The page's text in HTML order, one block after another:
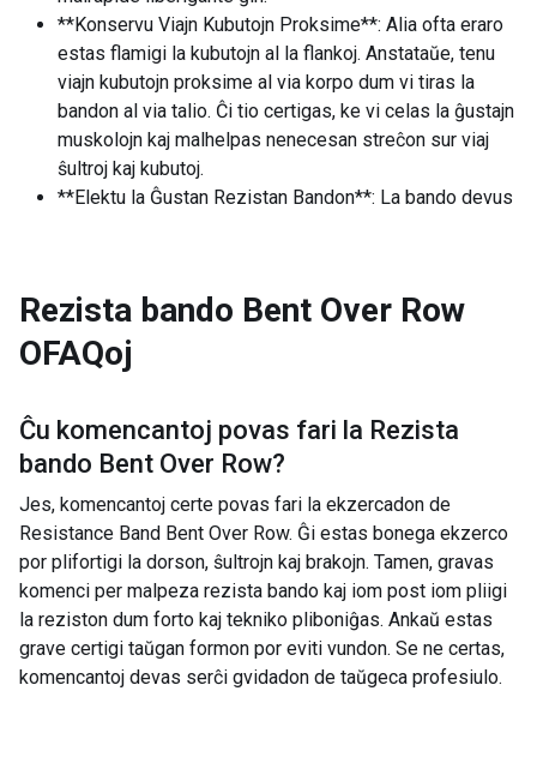
**Konservu Viajn Kubutojn Proksime**: Alia ofta eraro
estas flamigi la kubutojn al la flankoj. Anstataŭe, tenu
viajn kubutojn proksime al via korpo dum vi tiras la
bandon al via talio. Ĉi tio certigas, ke vi celas la ĝustajn
muskolojn kaj malhelpas nenecesan streĉon sur viaj
ŝultroj kaj kubutoj.
**Elektu la Ĝustan Rezistan Bandon**: La bando devus
Rezista bando Bent Over Row
OFAQoj
Ĉu komencantoj povas fari la Rezista
bando Bent Over Row?
Jes, komencantoj certe povas fari la ekzercadon de
Resistance Band Bent Over Row. Ĝi estas bonega ekzerco
por plifortigi la dorson, ŝultrojn kaj brakojn. Tamen, gravas
komenci per malpeza rezista bando kaj iom post iom pliigi
la reziston dum forto kaj tekniko pliboniĝas. Ankaŭ estas
grave certigi taŭgan formon por eviti vundon. Se ne certas,
komencantoj devas serĉi gvidadon de taŭgeca profesiulo.